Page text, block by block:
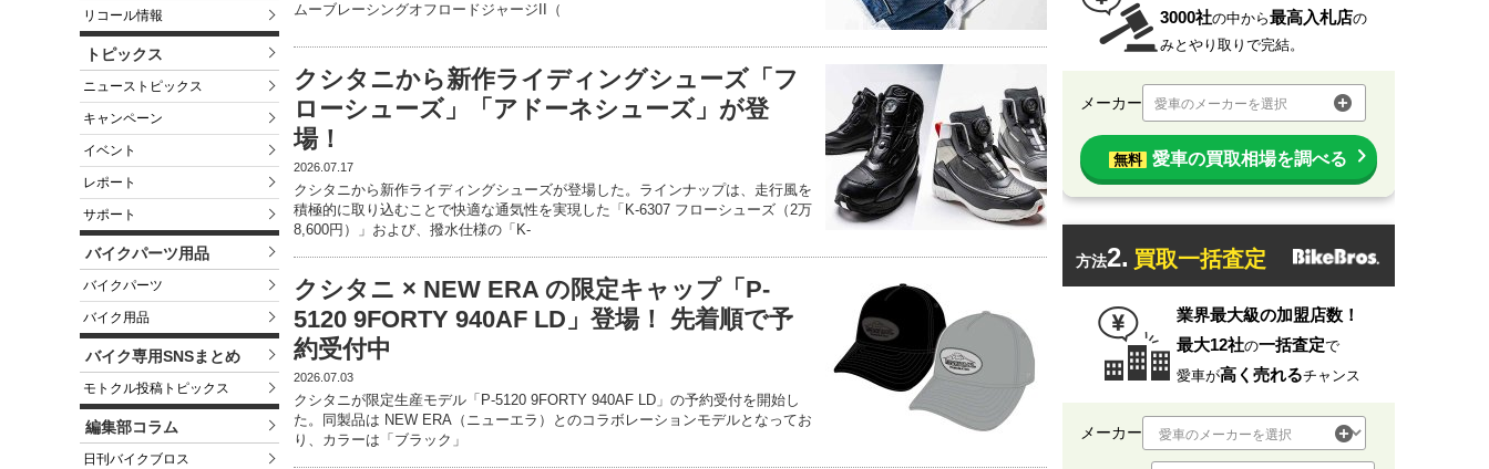
リコール情報
トピックス
ニューストピックス
キャンペーン
イベント
レポート
サポート
バイクパーツ用品
バイクパーツ
バイク用品
バイク専用SNSまとめ
モトクル投稿トピックス
編集部コラム
日刊バイクブロス
ムーブレーシングオフロードジャージII（
クシタニから新作ライディングシューズ「フ
ローシューズ」「アドーネシューズ」が登
場！
2026.07.17
クシタニから新作ライディングシューズが登場した。ラインナップは、走行風を
積極的に取り込むことで快適な通気性を実現した「K-6307 フローシューズ（2万
8,600円）」および、撥水仕様の「K-
クシタニ × NEW ERA の限定キャップ「P-
5120 9FORTY 940AF LD」登場！ 先着順で予
約受付中
2026.07.03
クシタニが限定生産モデル「P-5120 9FORTY 940AF LD」の予約受付を開始し
た。同製品は NEW ERA（ニューエラ）とのコラボレーションモデルとなってお
り、カラーは「ブラック」
3000社の中から最高入札店の
みとやり取りで完結。
メーカー 愛車のメーカーを選択
無料 愛車の買取相場を調べる
方法2. 買取一括査定
業界最大級の加盟店数！
最大12社の一括査定で
愛車が高く売れるチャンス
メーカー